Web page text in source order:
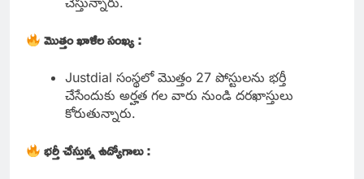
మొత్తం ఖాళీల సంఖ్య :
Justdial సంస్థలో మొత్తం 27 పోస్టులను భర్తీ
చేసేందుకు అర్హత గల వారు నుండి దరఖాస్తులు
కోరుతున్నారు.
భర్తీ చేస్తున్న ఉద్యోగాలు :